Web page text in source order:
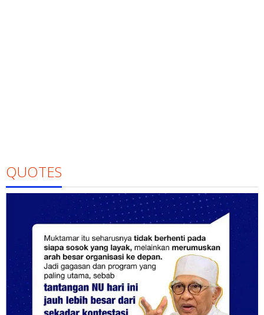
QUOTES